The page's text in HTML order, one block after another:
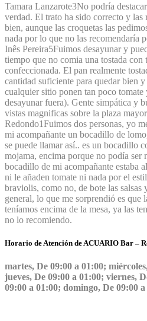
Tamara Lanzarote3No podría
verdad. El trato ha sido correcto y las
bien, aunque las croquetas las
nada por lo que no las recomendaría
Inês Pereira5Fuimos desayunar y
tiempo que no comia una tostada con
confeccionada. El pan realmente
cantidad suficiente para quedar bien
cualquier sitio ponen tan poco tomate
desayunar fuera). Gente simpática y
vistas magnificas sobre la plaza
Redondo1Fuimos dos personas, yo
mi acompañante un bocadillo de
se puede llamar así.. es un bocadillo
mojama, encima porque no podía ser
bocadillo de mi acompañante estaba
ni le añaden tomate ni nada por el
braviolis, como no, de bote las salsas
general, lo que me sorprendió es que
teníamos encima de la mesa, ya las
no lo recomiendo.
Horario de Atención de ACUARIO Bar –
martes, De 09:00 a 01:00;
jueves, De 09:00 a 01:00; viernes,
09:00 a 01:00; domingo, De 09:00